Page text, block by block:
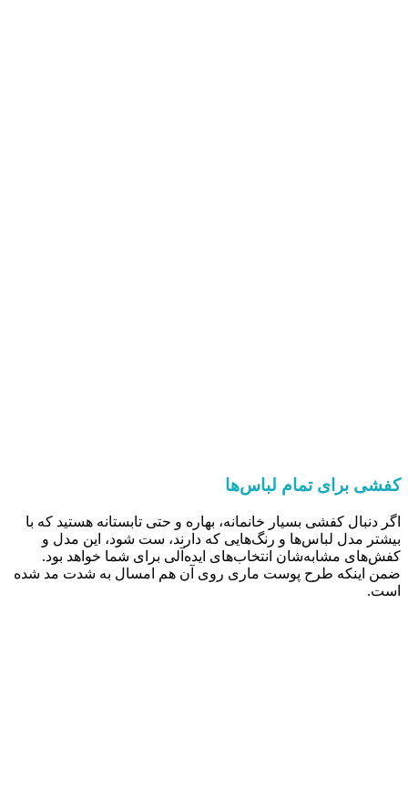
کفشی برای تمام لباس‌ها
اگر دنبال کفشی بسیار خانمانه، بهاره و حتی تابستانه هستید که با
بیشتر مدل لباس‌ها و رنگ‎‌هایی که دارند، ست شود، این مدل و
کفش‌های مشابه‌شان انتخاب‌های ایده‌آلی برای شما خواهد بود.
ضمن اینکه طرح پوست ماری روی آن هم امسال به شدت مد شده
است.